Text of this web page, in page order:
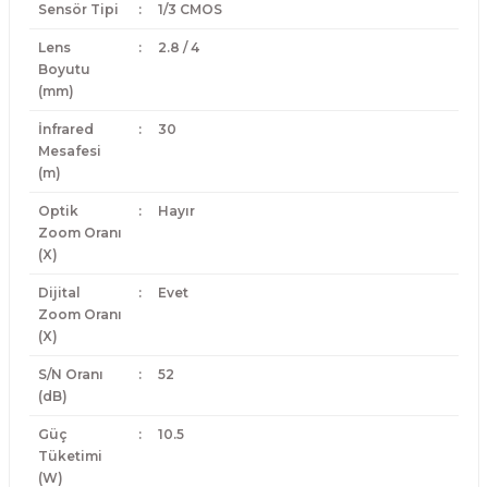
Sensör Tipi : 1/3 CMOS
Lens
Boyutu
(mm)
: 2.8 / 4
İnfrared
Mesafesi
(m)
: 30
Optik
Zoom Oranı
(X)
: Hayır
Dijital
Zoom Oranı
(X)
: Evet
S/N Oranı
(dB)
: 52
Güç
Tüketimi
(W)
: 10.5